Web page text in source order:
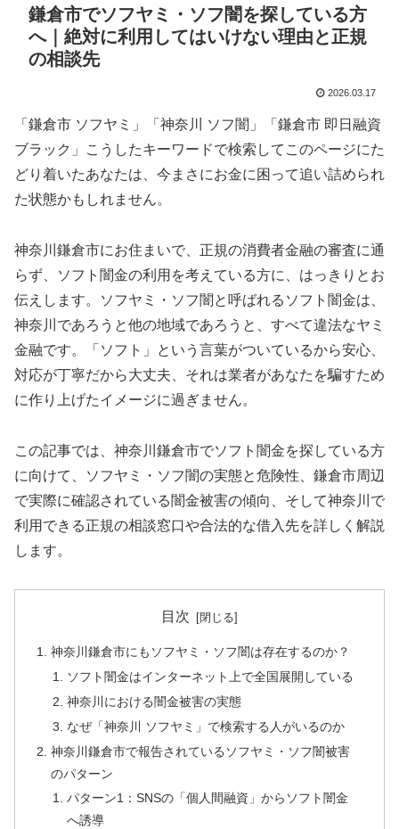
鎌倉市でソフヤミ・ソフ闇を探している方
へ｜絶対に利用してはいけない理由と正規
の相談先
2026.03.17
「鎌倉市 ソフヤミ」「神奈川 ソフ闇」「鎌倉市 即日融資
ブラック」こうしたキーワードで検索してこのページにた
どり着いたあなたは、今まさにお金に困って追い詰められ
た状態かもしれません。
神奈川鎌倉市にお住まいで、正規の消費者金融の審査に通
らず、ソフト闇金の利用を考えている方に、はっきりとお
伝えします。ソフヤミ・ソフ闇と呼ばれるソフト闇金は、
神奈川であろうと他の地域であろうと、すべて違法なヤミ
金融です。「ソフト」という言葉がついているから安心、
対応が丁寧だから大丈夫、それは業者があなたを騙すため
に作り上げたイメージに過ぎません。
この記事では、神奈川鎌倉市でソフト闇金を探している方
に向けて、ソフヤミ・ソフ闇の実態と危険性、鎌倉市周辺
で実際に確認されている闇金被害の傾向、そして神奈川で
利用できる正規の相談窓口や合法的な借入先を詳しく解説
します。
目次
神奈川鎌倉市にもソフヤミ・ソフ闇は存在するのか？
ソフト闇金はインターネット上で全国展開している
神奈川における闇金被害の実態
なぜ「神奈川 ソフヤミ」で検索する人がいるのか
神奈川鎌倉市で報告されているソフヤミ・ソフ闇被害
のパターン
パターン1：SNSの「個人間融資」からソフト闇金
へ誘導